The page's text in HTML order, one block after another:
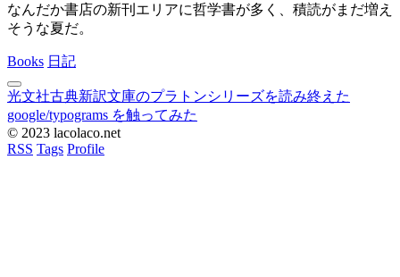
なんだか書店の新刊エリアに哲学書が多く、積読がまだ増え
そうな夏だ。
Books 日記
光文社古典新訳文庫のプラトンシリーズを読み終えた
google/typograms を触ってみた
© 2023 lacolaco.net
RSS Tags Profile